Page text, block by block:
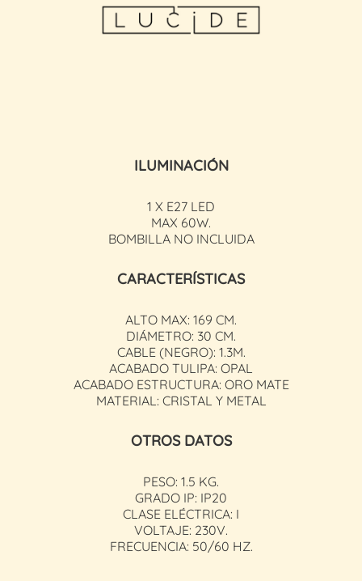
ILUMINACIÓN
1 X E27 LED
MAX 60W.
BOMBILLA NO INCLUIDA
CARACTERÍSTICAS
ALTO MAX: 169 CM.
DIÁMETRO: 30 CM.
CABLE (NEGRO): 1.3M.
ACABADO TULIPA: OPAL
ACABADO ESTRUCTURA: ORO MATE
MATERIAL: CRISTAL Y METAL
OTROS DATOS
PESO: 1.5 KG.
GRADO IP: IP20
CLASE ELÉCTRICA: I
VOLTAJE: 230V.
FRECUENCIA: 50/60 HZ.